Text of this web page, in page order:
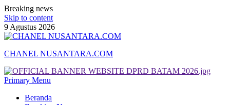
Breaking news
Skip to content
9 Agustus 2026
CHANEL NUSANTARA.COM
Primary Menu
Beranda